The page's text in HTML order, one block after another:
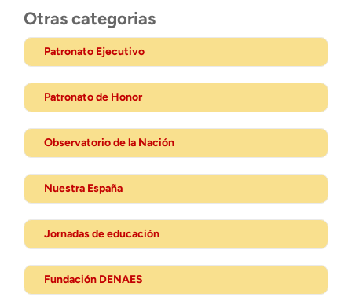
Otras categorias
Patronato Ejecutivo
Patronato de Honor
Observatorio de la Nación
Nuestra España
Jornadas de educación
Fundación DENAES